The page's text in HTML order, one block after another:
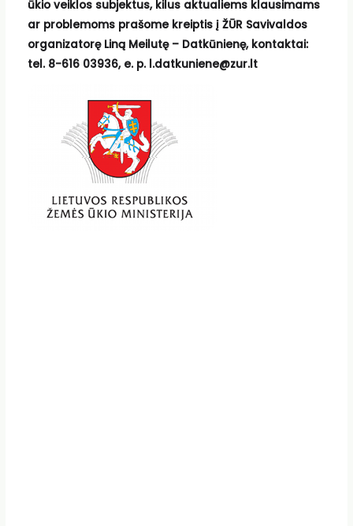
ūkio veiklos subjektus, kilus aktualiems klausimams
ar problemoms prašome kreiptis į ŽŪR Savivaldos
organizatorę Liną Meilutę – Datkūnienę, kontaktai:
tel. 8-616 03936, e. p. l.datkuniene@zur.lt